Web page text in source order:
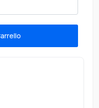
Al Carrello